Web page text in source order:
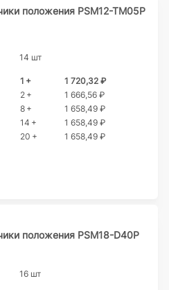
положения PSM12-TM05P
14 шт
1 +
1 720,32 ₽
2 +
1 666,56 ₽
8 +
1 658,49 ₽
14 +
1 658,49 ₽
20 +
1 658,49 ₽
положения PSM18-D40P
16 шт